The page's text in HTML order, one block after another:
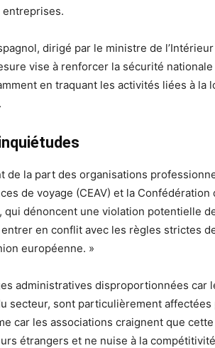
dirigé par le ministre de
vise à renforcer la sécurité
en traquant les activités liées à la
de la part des organisations
de voyage (CEAV) et la
dénoncent une violation potentielle
en conflit avec les règles strictes
européenne. »
administratives disproportionnées car
secteur, sont particulièrement
car les associations craignent que
étrangers et ne nuise à la compétitivité